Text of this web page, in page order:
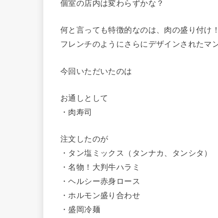
個室の店内は変わらずかな？
何と言っても特徴的なのは、肉の盛り付け！
フレンチのようにさらにデザインされたマ
今回いただいたのは
お通しとして
・肉寿司
注文したのが
・タン塩ミックス（タンナカ、タンシタ）
・名物！大判牛ハラミ
・ヘルシー赤身ロース
・ホルモン盛り合わせ
・盛岡冷麺